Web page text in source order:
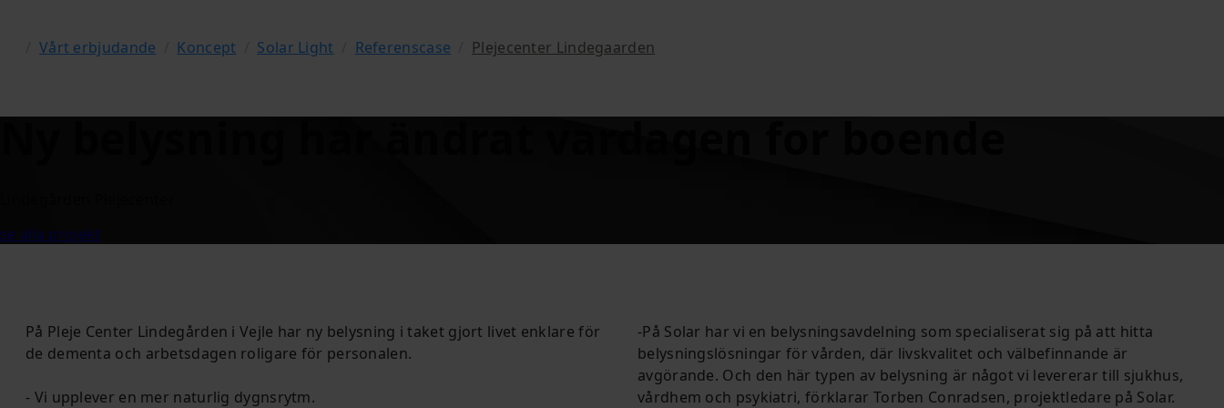
Vårt erbjudande Koncept Solar Light Referenscase Plejecenter Lindegaarden
se alla projekt
På Pleje Center Lindegården i Vejle har ny belysning i taket gjort livet enklare för
de dementa och arbetsdagen roligare för personalen.
- Vi upplever en mer naturlig dygnsrytm.
-På Solar har vi en belysningsavdelning som specialiserat sig på att hitta
belysningslösningar för vården, där livskvalitet och välbefinnande är
avgörande. Och den här typen av belysning är något vi levererar till sjukhus,
vårdhem och psykiatri, förklarar Torben Conradsen, projektledare på Solar.